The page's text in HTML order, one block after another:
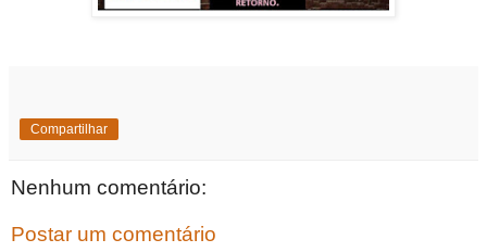
Compartilhar
Nenhum comentário:
Postar um comentário